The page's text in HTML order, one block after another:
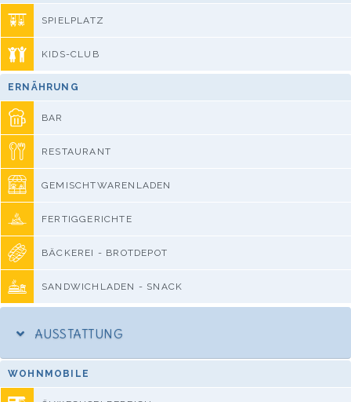
SPIELPLATZ
KIDS-CLUB
ERNÄHRUNG
BAR
RESTAURANT
GEMISCHTWARENLADEN
FERTIGGERICHTE
BÄCKEREI - BROTDEPOT
SANDWICHLADEN - SNACK
AUSSTATTUNG
WOHNMOBILE